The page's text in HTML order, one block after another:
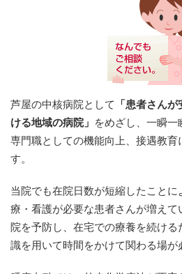
芦屋の中核病院として
「患者さん
ける地域の病院」 をめざし、一瞬
専門職としての機能向上、接遇教育
す。
当院でも在院日数が短縮したこと
療・看護が必要な患者さんが増えて
院を予防し、在宅での療養を続け
識を用いて時間をかけて関わる場が